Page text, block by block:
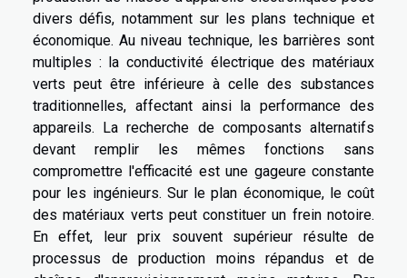
divers défis, notamment sur les plans technique et
économique. Au niveau technique, les barrières sont
multiples : la conductivité électrique des matériaux
verts peut être inférieure à celle des substances
traditionnelles, affectant ainsi la performance des
appareils. La recherche de composants alternatifs
devant remplir les mêmes fonctions sans
compromettre l'efficacité est une gageure constante
pour les ingénieurs. Sur le plan économique, le coût
des matériaux verts peut constituer un frein notoire.
En effet, leur prix souvent supérieur résulte de
processus de production moins répandus et de